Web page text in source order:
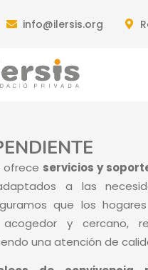
info@ilersis.org
ofrece servicios y
a las
que los
y cercano,
una atención de